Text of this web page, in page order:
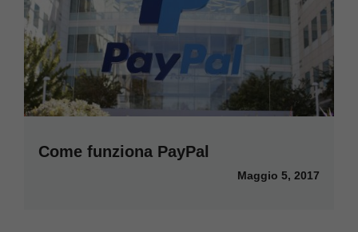
Come funziona PayPal
Maggio 5, 2017